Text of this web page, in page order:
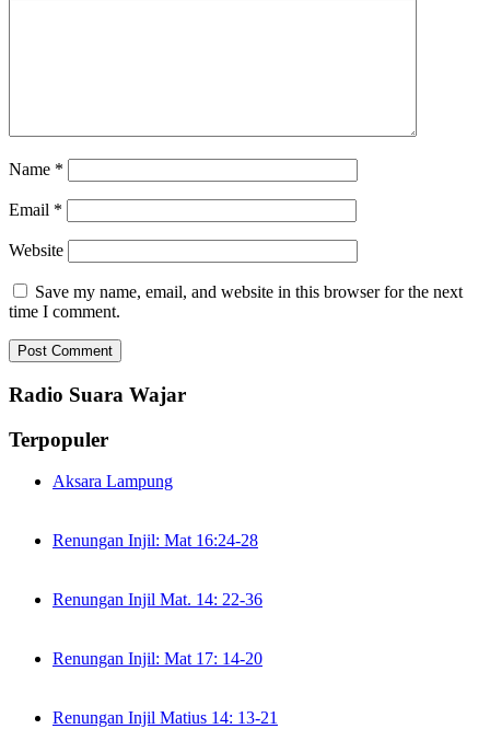
Name *
Email *
Website
Save my name, email, and website in this browser for the next
time I comment.
Radio Suara Wajar
Terpopuler
Aksara Lampung
Renungan Injil: Mat 16:24-28
Renungan Injil Mat. 14: 22-36
Renungan Injil: Mat 17: 14-20
Renungan Injil Matius 14: 13-21